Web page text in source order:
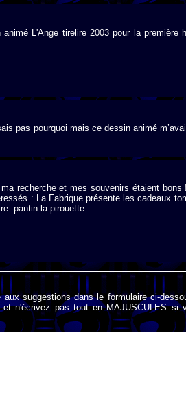
L'Ange tirelire 2003 pour la
pas pourquoi mais ce dessin animé
ma recherche et mes souvenirs étaient
: La Fabrique présente les cadeaux
-pantin la pirouette
suggestions dans le formulaire ci-
n'écrivez pas tout en MAJUSCULES si